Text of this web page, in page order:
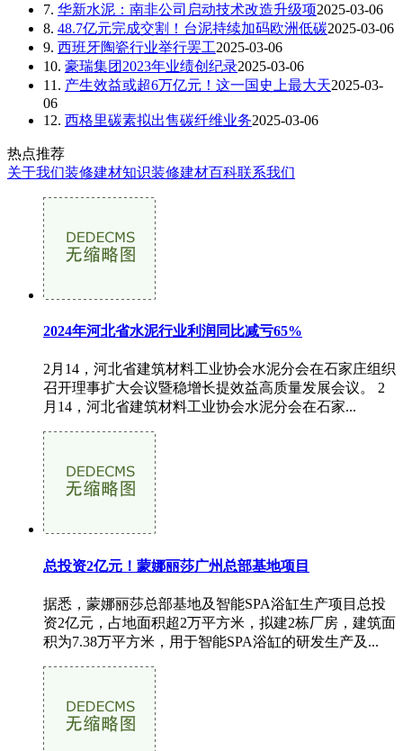
7. 华新水泥：南非公司启动技术改造升级项2025-03-06
8. 48.7亿元完成交割！台泥持续加码欧洲低碳2025-03-06
9. 西班牙陶瓷行业举行罢工2025-03-06
10. 豪瑞集团2023年业绩创纪录2025-03-06
11. 产生效益或超6万亿元！这一国史上最大天2025-03-
06
12. 西格里碳素拟出售碳纤维业务2025-03-06
热点推荐
关于我们装修建材知识装修建材百科联系我们
2024年河北省水泥行业利润同比减亏65%
2月14，河北省建筑材料工业协会水泥分会在石家庄组织
召开理事扩大会议暨稳增长提效益高质量发展会议。 2
月14，河北省建筑材料工业协会水泥分会在石家...
总投资2亿元！蒙娜丽莎广州总部基地项目
据悉，蒙娜丽莎总部基地及智能SPA浴缸生产项目总投
资2亿元，占地面积超2万平方米，拟建2栋厂房，建筑面
积为7.38万平方米，用于智能SPA浴缸的研发生产及...